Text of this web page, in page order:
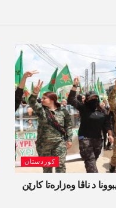
کوردستان
د ناڤا وەزارەتا کارێن